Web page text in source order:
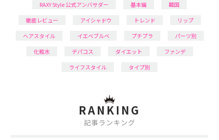
RAXY Style 公式アンバサダー
基本編
韓国
徹底レビュー
アイシャドウ トレンド
リップ
ヘアスタイル
イエベブルベ プチプラ
パーツ別
化粧水
デパコス ダイエット
ファンデ
ライフスタイル
タイプ別
RANKING
記事ランキング